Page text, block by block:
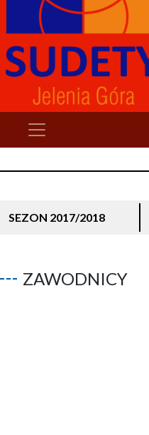
SEZON 2017/2018
ZAWODNICY